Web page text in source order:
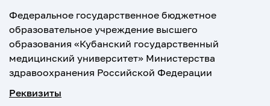
Федеральное государственное бюджетное
образовательное учреждение высшего
образования «Кубанский государственный
медицинский университет» Министерства
здравоохранения Российской Федерации
Реквизиты